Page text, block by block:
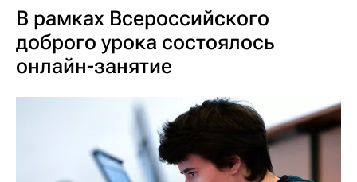
В рамках Всероссийского
доброго урока состоялось
онлайн-занятие